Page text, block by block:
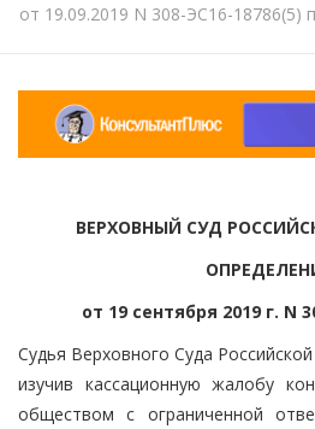
от 19.09.2019 N 308-ЭС16-18786(5)
ВЕРХОВНЫЙ СУД
от 19 сентября 2019 г. N
Судья Верховного Суда
изучив кассационную жалобу
обществом с ограниченной